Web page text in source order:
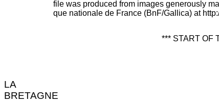
file was produced from images generously
que nationale de France (BnF/Gallica) at
*** START OF
LA
BRETAGNE